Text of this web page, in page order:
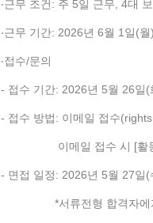
‧근무 조건: 주 5일 근무, 4대
‧근무 기간: 2026년 6월 1일(
‧접수/문의
- 접수 기간: 2026년 5월 26일(
- 접수 방법: 이메일 접수
이메일 접수 시 [활동가
- 면접 일정: 2026년 5월 27일
*서류전형 합격자에게